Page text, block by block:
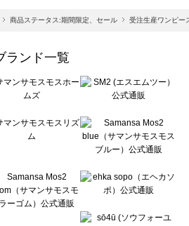
モス ブルー）の一覧
ック）の一覧
一覧
）の一覧
商品ステータス:期間限定、セール 受注生産ワンピー
ランド一覧